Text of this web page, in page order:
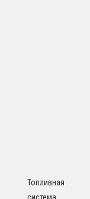
Топливная